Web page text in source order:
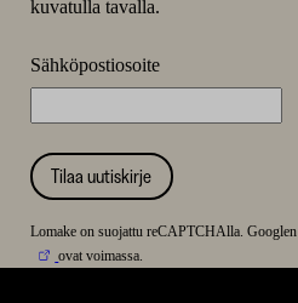
kuvatulla tavalla.
Sähköpostiosoite
Tilaa uutiskirje
Lomake on suojattu reCAPTCHAlla. Googlen
ovat voimassa.